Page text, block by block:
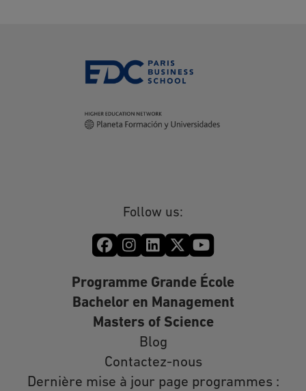
Follow us:
Programme Grande École
Bachelor en Management
Masters of Science
Blog
Contactez-nous
Dernière mise à jour page programmes :